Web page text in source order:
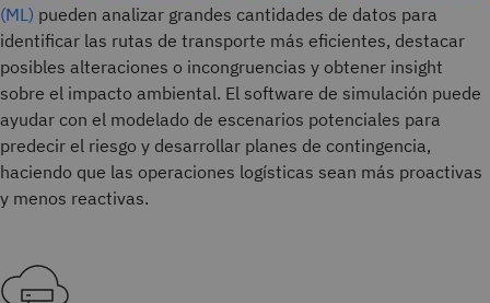
(ML) pueden analizar grandes cantidades de datos para
identificar las rutas de transporte más eficientes, destacar
posibles alteraciones o incongruencias y obtener insight
sobre el impacto ambiental. El software de simulación puede
ayudar con el modelado de escenarios potenciales para
predecir el riesgo y desarrollar planes de contingencia,
haciendo que las operaciones logísticas sean más proactivas
y menos reactivas.